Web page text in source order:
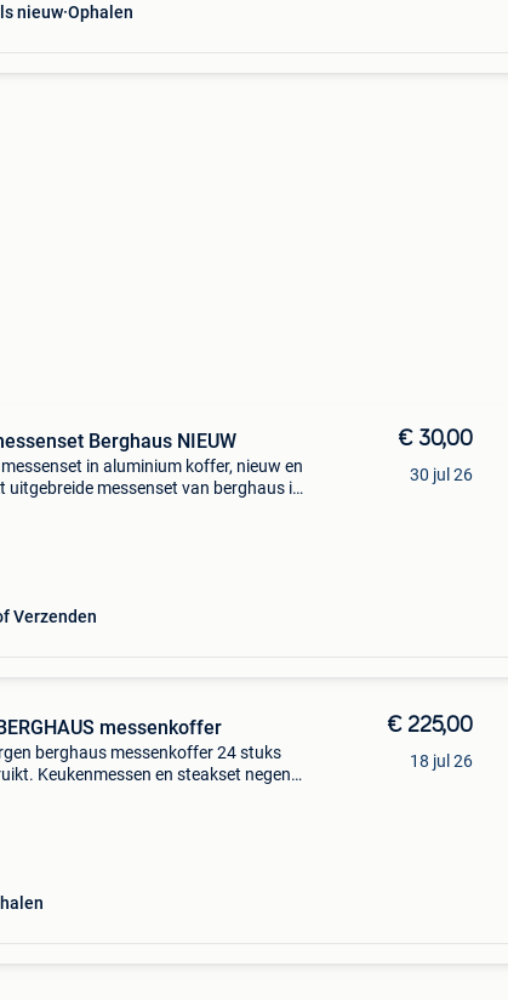
nieuw Ophalen
Berghaus NIEUW
in aluminium koffer, nieuw en
uitgebreide messenset van berghaus in
Verzenden
€ 30,00
30 jul 26
messenkoffer
berghaus messenkoffer 24 stuks
Keukenmessen en steakset negen
€ 225,00
18 jul 26